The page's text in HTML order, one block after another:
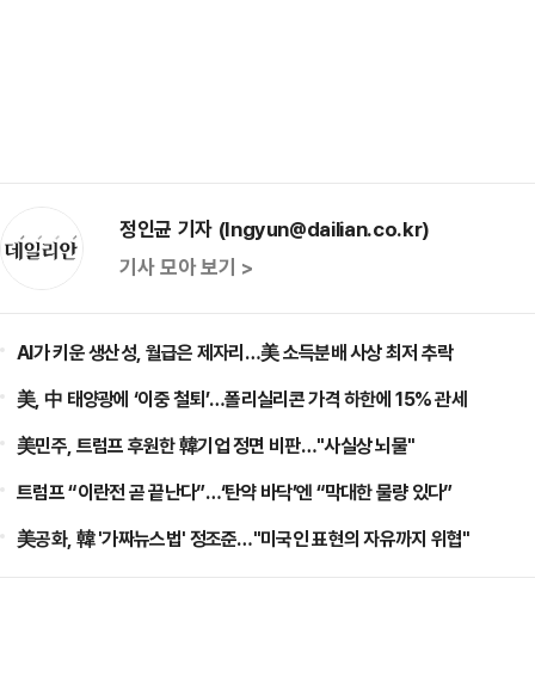
정인균 기자 (Ingyun@dailian.co.kr)
기사 모아 보기 >
AI가 키운 생산성, 월급은 제자리…美 소득분배 사상 최저 추락
美, 中 태양광에 ‘이중 철퇴’…폴리실리콘 가격 하한에 15% 관세
美민주, 트럼프 후원한 韓기업 정면 비판…"사실상 뇌물"
트럼프 “이란전 곧 끝난다”…‘탄약 바닥’엔 “막대한 물량 있다”
美공화, 韓 '가짜뉴스법' 정조준…"미국인 표현의 자유까지 위협"